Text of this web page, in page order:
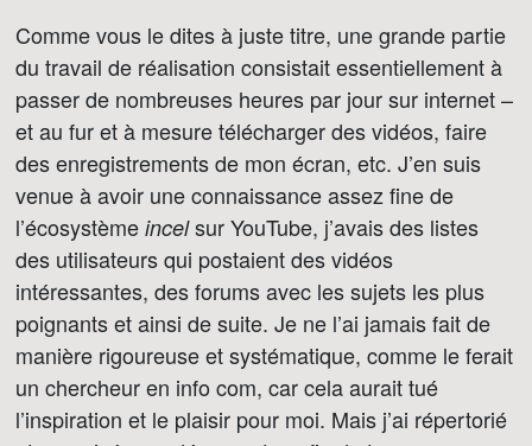
Comme vous le dites à juste titre, une grande partie
du travail de réalisation consistait essentiellement à
passer de nombreuses heures par jour sur internet –
et au fur et à mesure télécharger des vidéos, faire
des enregistrements de mon écran, etc. J’en suis
venue à avoir une connaissance assez fine de
l’écosystème incelsur YouTube, j’avais des listes
des utilisateurs qui postaient des vidéos
intéressantes, des forums avec les sujets les plus
poignants et ainsi de suite. Je ne l’ai jamais fait de
manière rigoureuse et systématique, comme le ferait
un chercheur en info com, car cela aurait tué
l’inspiration et le plaisir pour moi. Mais j’ai répertorié